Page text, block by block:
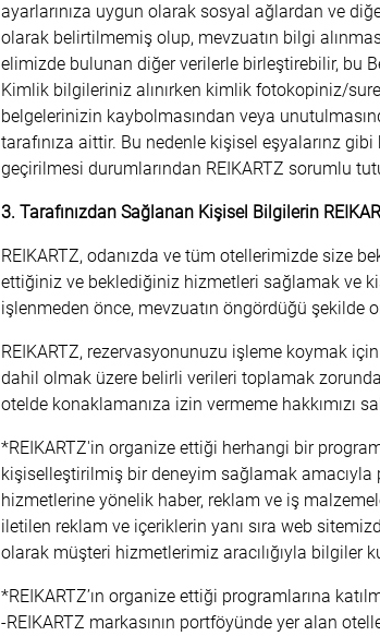
ayarlarınıza uygun olarak sosyal ağlardan ve
olarak belirtilmemiş olup, mevzuatın bilgi
elimizde bulunan diğer verilerle birleştirebilir, bu
Kimlik bilgileriniz alınırken kimlik fotokopiniz/
belgelerinizin kaybolmasından veya
tarafınıza aittir. Bu nedenle kişisel eşyalarınz
geçirilmesi durumlarından REIKARTZ sorumlu
3. Tarafınızdan Sağlanan Kişisel Bilgilerin
REIKARTZ, odanızda ve tüm otellerimizde size
ettiğiniz ve beklediğiniz hizmetleri sağlamak ve
işlenmeden önce, mevzuatın öngördüğü şekilde
REIKARTZ, rezervasyonunuzu işleme koymak
dahil olmak üzere belirli verileri toplamak
otelde konaklamanıza izin vermeme hakkımızı
*REIKARTZ'in organize ettiği herhangi bir
kişiselleştirilmiş bir deneyim sağlamak amacıyla
hizmetlerine yönelik haber, reklam ve iş
iletilen reklam ve içeriklerin yanı sıra web
olarak müşteri hizmetlerimiz aracılığıyla bilgiler
*REIKARTZ’ın organize ettiği programlarına
-REIKARTZ markasının portföyünde yer alan